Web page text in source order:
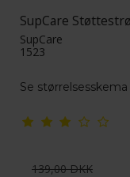
SupCare
SupCare
1523
Se
139,00 DKK